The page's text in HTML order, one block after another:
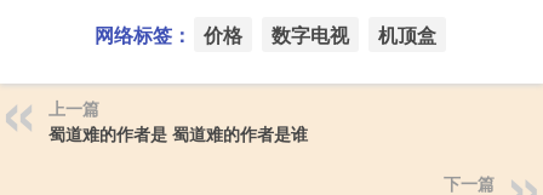
网络标签： 价格 数字电视 机顶盒
上一篇
蜀道难的作者是 蜀道难的作者是谁
下一篇